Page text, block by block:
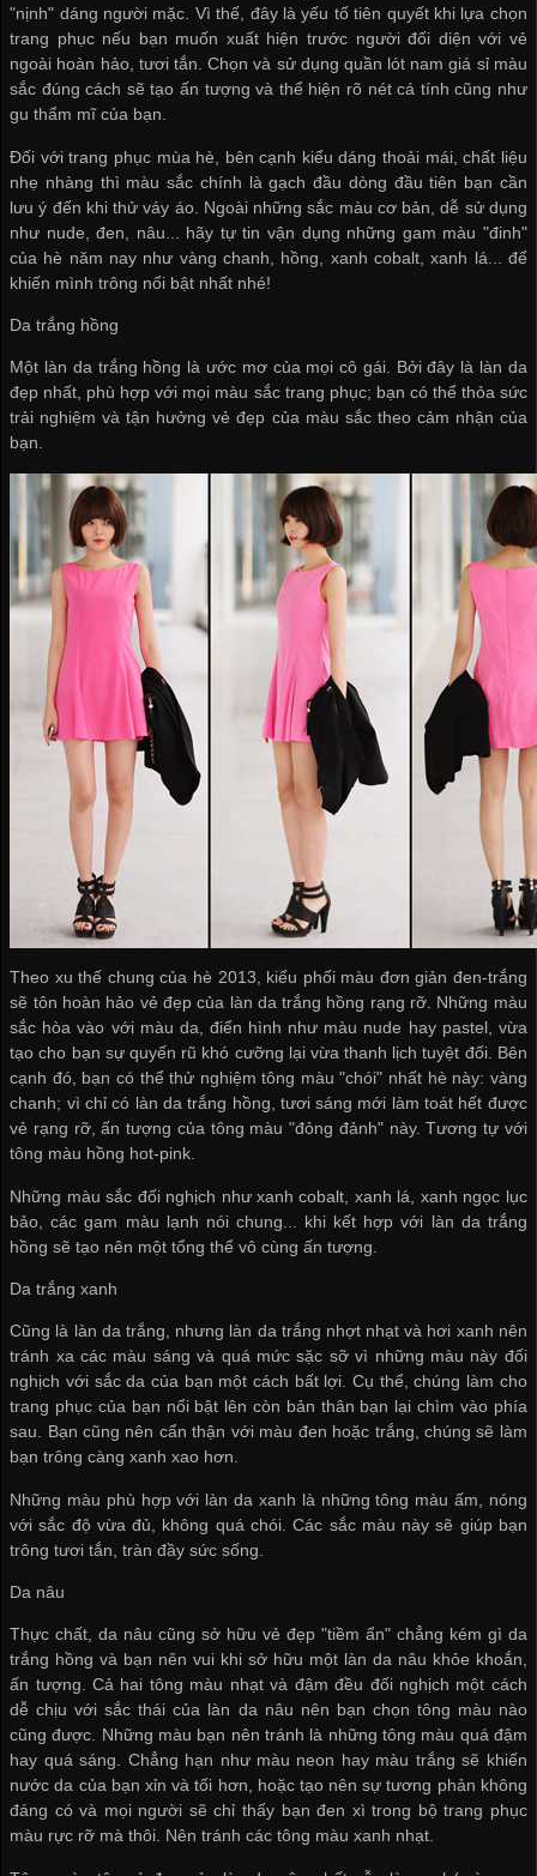
"nịnh" dáng người mặc. Vì thế, đây là yếu tố tiên quyết khi lựa chọn
trang phục nếu bạn muốn xuất hiện trước người đối diện với vẻ
ngoài hoàn hảo, tươi tắn. Chọn và sử dụng quần lót nam giá sỉmàu
sắc đúng cách sẽ tạo ấn tượng và thể hiện rõ nét cá tính cũng như
gu thẩm mĩ của bạn.
Đối với trang phục mùa hè, bên cạnh kiểu dáng thoải mái, chất liệu
nhẹ nhàng thì màu sắc chính là gạch đầu dòng đầu tiên bạn cần
lưu ý đến khi thử váy áo. Ngoài những sắc màu cơ bản, dễ sử dụng
như nude, đen, nâu... hãy tự tin vận dụng những gam màu "đinh"
của hè năm nay như vàng chanh, hồng, xanh cobalt, xanh lá... để
khiến mình trông nổi bật nhất nhé!
Da trắng hồng
Một làn da trắng hồng là ước mơ của mọi cô gái. Bởi đây là làn da
đẹp nhất, phù hợp với mọi màu sắc trang phục; bạn có thể thỏa sức
trải nghiệm và tận hưởng vẻ đẹp của màu sắc theo cảm nhận của
bạn.
Theo xu thế chung của hè 2013, kiểu phối màu đơn giản đen-trắng
sẽ tôn hoàn hảo vẻ đẹp của làn da trắng hồng rạng rỡ. Những màu
sắc hòa vào với màu da, điển hình như màu nude hay pastel, vừa
tạo cho bạn sự quyến rũ khó cưỡng lại vừa thanh lịch tuyệt đối. Bên
cạnh đó, bạn có thể thử nghiệm tông màu "chói" nhất hè này: vàng
chanh; vì chỉ có làn da trắng hồng, tươi sáng mới làm toát hết được
vẻ rạng rỡ, ấn tượng của tông màu "đỏng đảnh" này. Tương tự với
tông màu hồng hot-pink.
Những màu sắc đối nghịch như xanh cobalt, xanh lá, xanh ngọc lục
bảo, các gam màu lạnh nói chung... khi kết hợp với làn da trắng
hồng sẽ tạo nên một tổng thể vô cùng ấn tượng.
Da trắng xanh
Cũng là làn da trắng, nhưng làn da trắng nhợt nhạt và hơi xanh nên
tránh xa các màu sáng và quá mức sặc sỡ vì những màu này đối
nghịch với sắc da của bạn một cách bất lợi. Cụ thể, chúng làm cho
trang phục của bạn nổi bật lên còn bản thân bạn lại chìm vào phía
sau. Bạn cũng nên cẩn thận với màu đen hoặc trắng, chúng sẽ làm
bạn trông càng xanh xao hơn.
Những màu phù hợp với làn da xanh là những tông màu ấm, nóng
với sắc độ vừa đủ, không quá chói. Các sắc màu này sẽ giúp bạn
trông tươi tắn, tràn đầy sức sống.
Da nâu
Thực chất, da nâu cũng sở hữu vẻ đẹp "tiềm ẩn" chẳng kém gì da
trắng hồng và bạn nên vui khi sở hữu một làn da nâu khỏe khoắn,
ấn tượng. Cả hai tông màu nhạt và đậm đều đối nghịch một cách
dễ chịu với sắc thái của làn da nâu nên bạn chọn tông màu nào
cũng được. Những màu bạn nên tránh là những tông màu quá đậm
hay quá sáng. Chẳng hạn như màu neon hay màu trắng sẽ khiến
nước da của bạn xỉn và tối hơn, hoặc tạo nên sự tương phản không
đáng có và mọi người sẽ chỉ thấy bạn đen xì trong bộ trang phục
màu rực rỡ mà thôi. Nên tránh các tông màu xanh nhạt.